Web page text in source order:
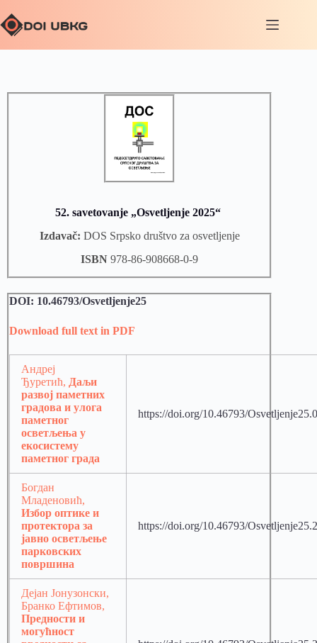
52. savetovanje „Osvetljenje 2025“
Izdavač: DOS Srpsko društvo za osvetljenje
ISBN 978-86-908668-0-9
DOI: 10.46793/Osvetljenje25
Download full text in PDF
Андреј
Ђуретић, Даљи
развој паметних
градова и улога
паметног
осветљења у
екосистему
паметног града
https://doi.org/10.46793/
Богдан
Младеновић,
Избор оптике и
протектора за
јавно осветљење
парковских
површина
https://doi.org/10.46793/
Дејан Јонузонски,
Бранко Ефтимов,
Предности и
могућност